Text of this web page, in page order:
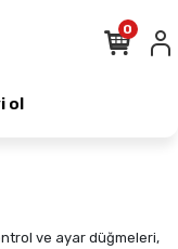
ol
0
ve ayar düğmeleri,